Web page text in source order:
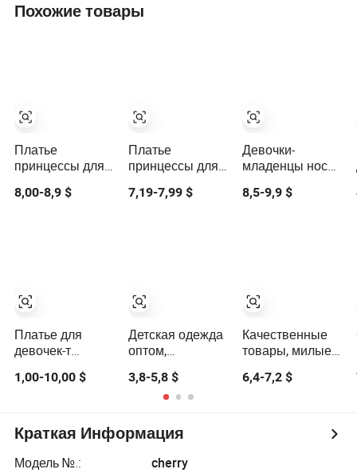
Похожие товары
Платье
принцессы для
девочек с
пайетками и
8,00-8,9 $
Платье для
девочек-т
пышное
принцессное
платье с
цветочной
вышивкой,
1,00-10,00 $
Платье
принцессы для
девочек 1 года,
платье для
7,19-7,99 $
Детская одежда
оптом,
одежды для
девочек, летняя
мода,
дизайнерская
одежда с
цветочным
3,8-5,8 $
Девочки-
младенцы носят
красивые
платья
8,5-9,9 $
Качественные
товары, милые
платье с
узором, весенне-
6,4-7,2 $
Краткая Информация
Модель №.:
cherry